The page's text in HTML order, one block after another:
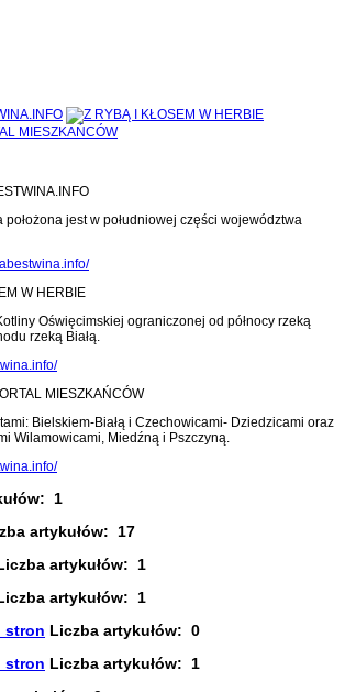
położona jest w południowej części województwa
W HERBIE
Oświęcimskiej ograniczonej od północy rzeką
rzeką Białą.
MIESZKAŃCÓW
Bielskiem-Białą i Czechowicami- Dziedzicami oraz
Wilamowicami, Miedźną i Pszczyną.
1
artykułów: 17
artykułów: 1
artykułów: 1
stron Liczba artykułów: 0
stron Liczba artykułów: 1